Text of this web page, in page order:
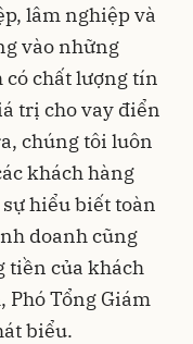
lâm nghiệp và
vào những
chất lượng tín
trị cho vay điển
chúng tôi luôn
khách hàng
hiểu biết toàn
doanh cũng
tiền của khách
Phó Tổng Giám
biểu.